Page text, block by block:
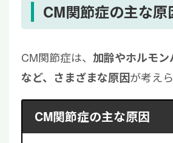
CM関節症の主な原
CM関節症は、 加齢やホルモ
など、さまざまな原因が考え
CM関節症の主な原因